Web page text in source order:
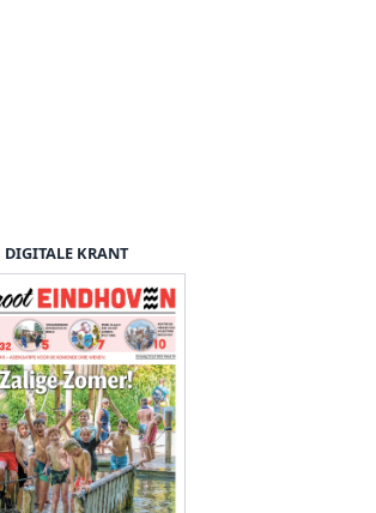
DIGITALE KRANT